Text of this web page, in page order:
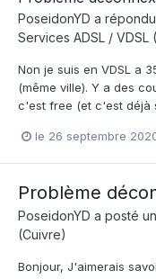
PoseidonYD a
Services ADSL / VDSL
Non je suis en VDSL a
(même ville). Y a des
c'est free (et c'est déjà
le 26 septembre
Problème
PoseidonYD a posté
(Cuivre)
Bonjour, J'aimerais